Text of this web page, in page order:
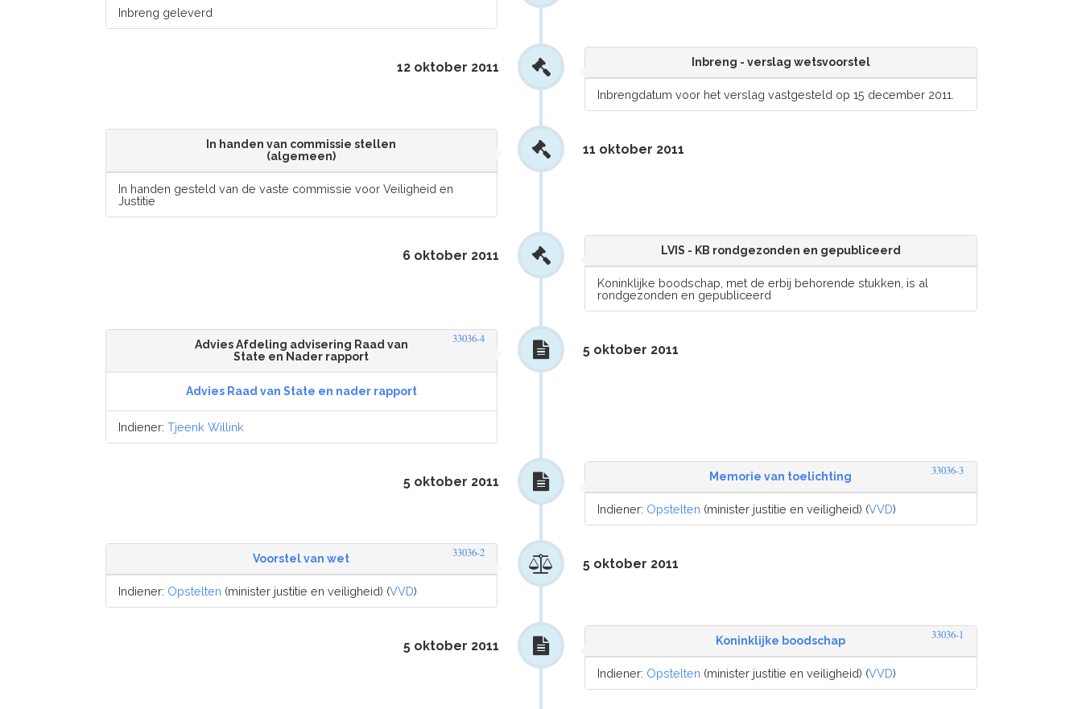
Inbreng geleverd
Inbreng - verslag wetsvoorstel
Inbrengdatum voor het verslag vastgesteld op 15 december 2011.
12 oktober 2011
In handen van commissie stellen
(algemeen)
In handen gesteld van de vaste commissie voor Veiligheid en
Justitie
11 oktober 2011
LVIS - KB rondgezonden en gepubliceerd
Koninklijke boodschap, met de erbij behorende stukken, is al
rondgezonden en gepubliceerd
6 oktober 2011
Advies Afdeling advisering Raad van
State en Nader rapport
33036-4
Advies Raad van State en nader rapport
Indiener: Tjeenk Willink
5 oktober 2011
Memorie van toelichting 33036-3
Indiener: Opstelten (minister justitie en veiligheid) (VVD)
5 oktober 2011
Voorstel van wet 33036-2
Indiener: Opstelten (minister justitie en veiligheid) (VVD)
5 oktober 2011
Koninklijke boodschap 33036-1
Indiener: Opstelten (minister justitie en veiligheid) (VVD)
5 oktober 2011